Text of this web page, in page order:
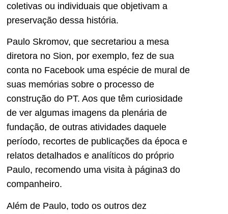
coletivas ou individuais que objetivam a
preservação dessa história.
Paulo Skromov, que secretariou a mesa
diretora no Sion, por exemplo, fez de sua
conta no Facebook uma espécie de mural de
suas memórias sobre o processo de
construção do PT. Aos que têm curiosidade
de ver algumas imagens da plenária de
fundação, de outras atividades daquele
período, recortes de publicações da época e
relatos detalhados e analíticos do próprio
Paulo, recomendo uma visita à página3 do
companheiro.
Além de Paulo, todo os outros dez